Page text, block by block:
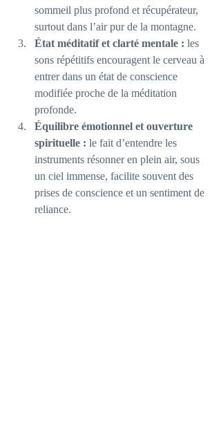
sommeil plus profond et récupérateur,
surtout dans l’air pur de la montagne.
État méditatif et clarté mentale : les
sons répétitifs encouragent le cerveau à
entrer dans un état de conscience
modifiée proche de la méditation
profonde.
Équilibre émotionnel et ouverture
spirituelle : le fait d’entendre les
instruments résonner en plein air, sous
un ciel immense, facilite souvent des
prises de conscience et un sentiment de
reliance.